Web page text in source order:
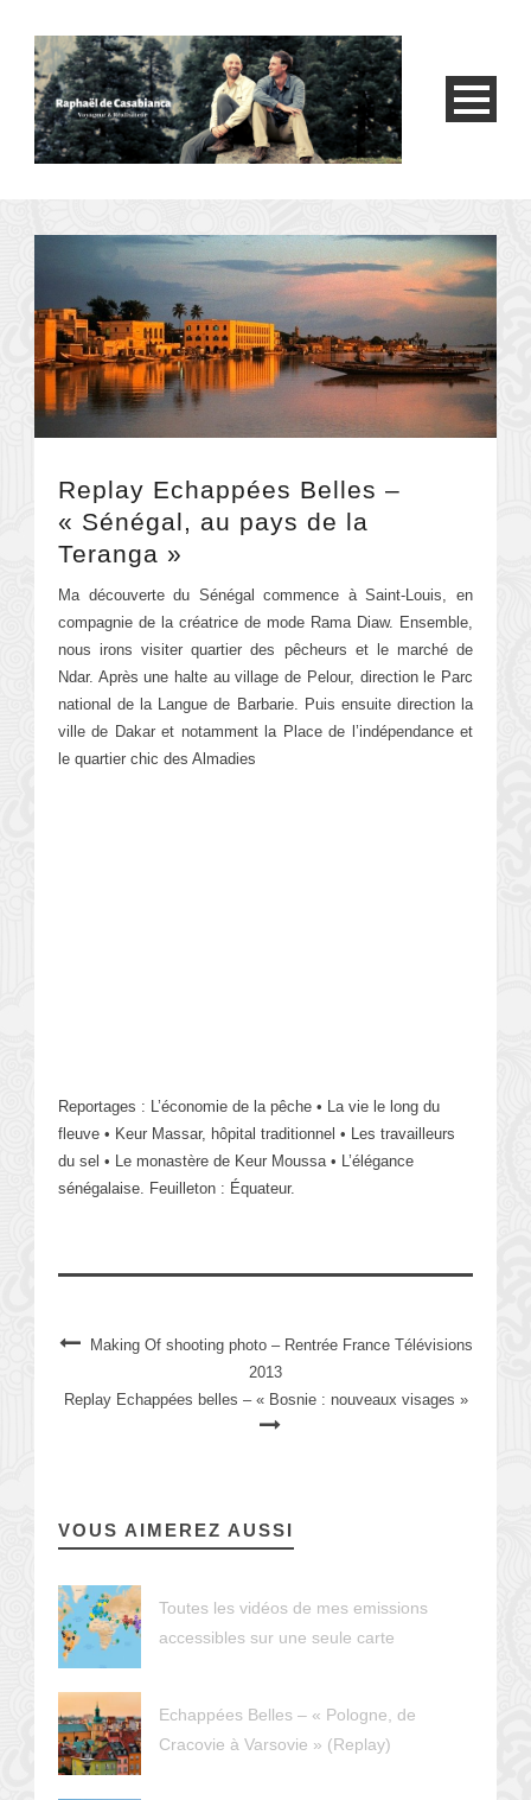
Replay Echappées Belles –
« Sénégal, au pays de la
Teranga »
Ma découverte du Sénégal commence à Saint-Louis, en
compagnie de la créatrice de mode Rama Diaw. Ensemble,
nous irons visiter quartier des pêcheurs et le marché de
Ndar. Après une halte au village de Pelour, direction le Parc
national de la Langue de Barbarie. Puis ensuite direction la
ville de Dakar et notamment la Place de l’indépendance et
le quartier chic des Almadies
Reportages : L’économie de la pêche • La vie le long du
fleuve • Keur Massar, hôpital traditionnel • Les travailleurs
du sel • Le monastère de Keur Moussa • L’élégance
sénégalaise. Feuilleton : Équateur.
Making Of shooting photo – Rentrée France Télévisions
2013
Replay Echappées belles – « Bosnie : nouveaux visages »
VOUS AIMEREZ AUSSI
Toutes les vidéos de mes emissions
accessibles sur une seule carte
Echappées Belles – « Pologne, de
Cracovie à Varsovie » (Replay)